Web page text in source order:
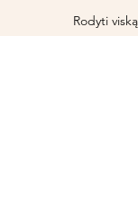
Rodyti viską